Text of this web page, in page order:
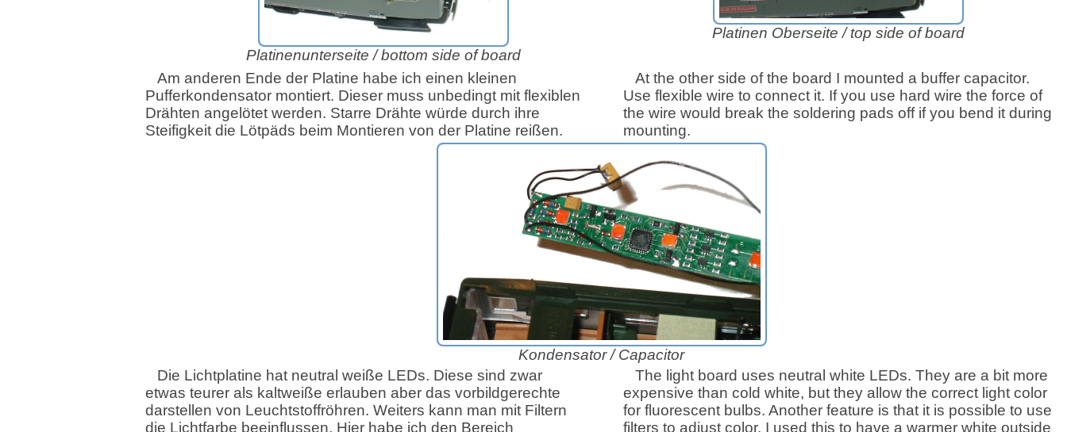
Platinenunterseite /bottom side of board
Platinen Oberseite /top side of board
Am anderen Ende der Platine habe ich einen kleinen
Pufferkondensator montiert. Dieser muss unbedingt mit flexiblen
Drähten angelötet werden. Starre Drähte würde durch ihre
Steifigkeit die Lötpäds beim Montieren von der Platine reißen.
At the other side of the board I mounted a buffer capacitor.
Use flexible wire to connect it. If you use hard wire the force of
the wire would break the soldering pads off if you bend it during
mounting.
Kondensator /Capacitor
Die Lichtplatine hat neutral weiße LEDs. Diese sind zwar
etwas teurer als kaltweiße erlauben aber das vorbildgerechte
darstellen von Leuchtstoffröhren. Weiters kann man mit Filtern
die Lichtfarbe beeinflussen. Hier habe ich den Bereich
The light board uses neutral white LEDs. They are a bit more
expensive than cold white, but they allow the correct light color
for fluorescent bulbs. Another feature is that it is possible to use
filters to adjust color. I used this to have a warmer white outside